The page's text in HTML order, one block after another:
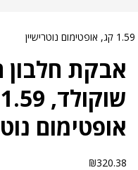
אבקת חלבון
אופטימום
₪320.38